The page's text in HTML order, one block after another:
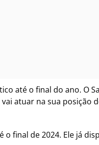
até o final do ano. O
atuar na sua
final de 2024. Ele já